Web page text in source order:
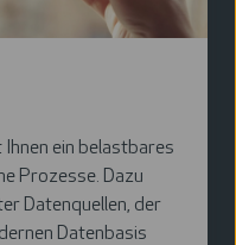
ein belastbares
Prozesse. Dazu
Datenquellen, der
Datenbasis